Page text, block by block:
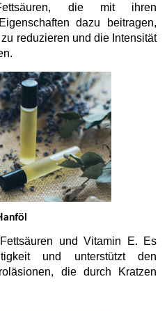
die mit ihren
dazu beitragen,
reduzieren und die Intensität
und Vitamin E. Es
und unterstützt den
die durch Kratzen